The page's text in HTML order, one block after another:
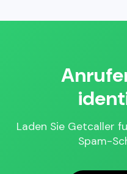
Laden Sie Getcaller
Spam-